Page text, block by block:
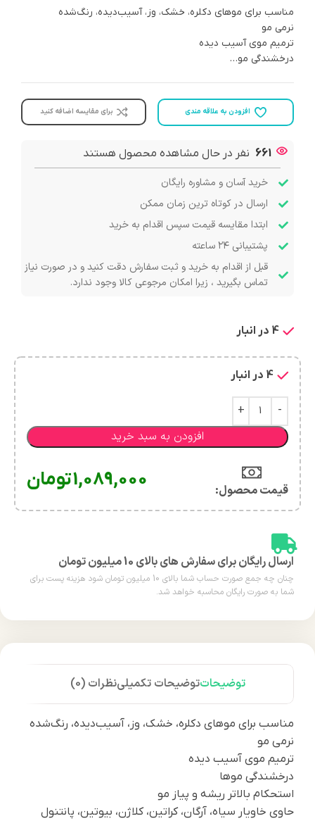
مناسب برای موهای دکلره، خشک، وز، آسیب‌دیده، رنگ‌شده
نرمی مو
ترمیم موی آسیب دیده
درخشندگی مو…
افزودن به علاقه مندی برای مقایسه اضافه کنید
661 نفر در حال مشاهده محصول هستند
خرید آسان و مشاوره رایگان
ارسال در کوتاه ترین زمان ممکن
ابتدا مقایسه قیمت سپس اقدام به خرید
پشتیبانی ۲۴ ساعته
قبل از اقدام به خرید و ثبت سفارش دقت کنید و در صورت نیاز
تماس بگیرید ، زیرا امکان مرجوعی کالا وجود ندارد.
4 در انبار
4 در انبار
افزودن به سبد خرید
قیمت محصول:​ 1,089,000تومان
ارسال رایگان برای سفارش های بالای 10 میلیون تومان
چنان چه جمع صورت حساب شما بالای 10 میلیون تومان شود هزینه پست برای
شما به صورت رایگان محاسبه خواهد شد.
توضیحاتتوضیحات تکمیلینظرات (0)
مناسب برای موهای دکلره، خشک، وز، آسیب‌دیده، رنگ‌شده
نرمی مو
ترمیم موی آسیب دیده
درخشندگی موها
استحکام بالاتر ریشه و پیاز مو
حاوی خاویار سیاه، آرگان، کراتین، کلاژن، بیوتین، پانتنول